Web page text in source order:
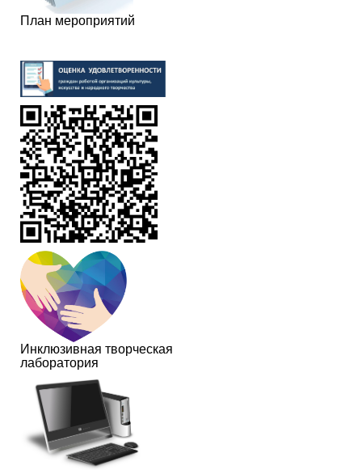
План мероприятий
Инклюзивная творческая
лаборатория